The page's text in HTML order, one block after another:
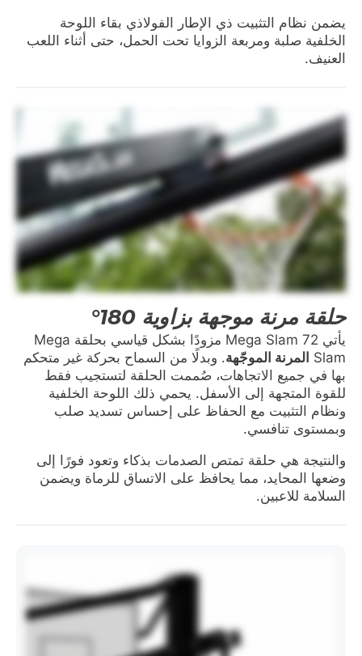
يضمن نظام التثبيت ذي الإطار الفولاذي بقاء اللوحة
الخلفية صلبة ومربعة الزوايا تحت الحمل، حتى أثناء اللعب
العنيف.
حلقة مرنة موجهة بزاوية 180°
يأتي Mega Slam 72 مزودًا بشكل قياسي بحلقة Mega
Slam المرنة الموجّهة. وبدلًا من السماح بحركة غير متحكم
بها في جميع الاتجاهات، صُممت الحلقة لتستجيب فقط
للقوة المتجهة إلى الأسفل. يحمي ذلك اللوحة الخلفية
ونظام التثبيت مع الحفاظ على إحساس تسديد صلب
وبمستوى تنافسي.
والنتيجة هي حلقة تمتص الصدمات بذكاء وتعود فورًا إلى
وضعها المحايد، مما يحافظ على الاتساق للرماة ويضمن
السلامة للاعبين.